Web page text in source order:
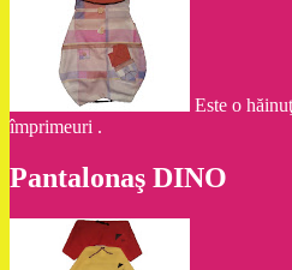
Este o
împrimeuri .
Pantalonaş DINO